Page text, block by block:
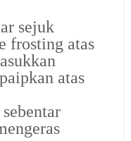
sejuk
frosting atas
atas